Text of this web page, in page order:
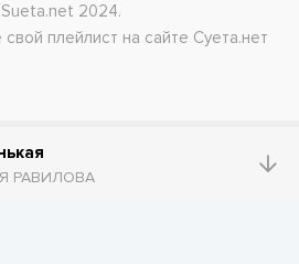
2024.
плейлист на сайте Суета.нет
РАВИЛОВА